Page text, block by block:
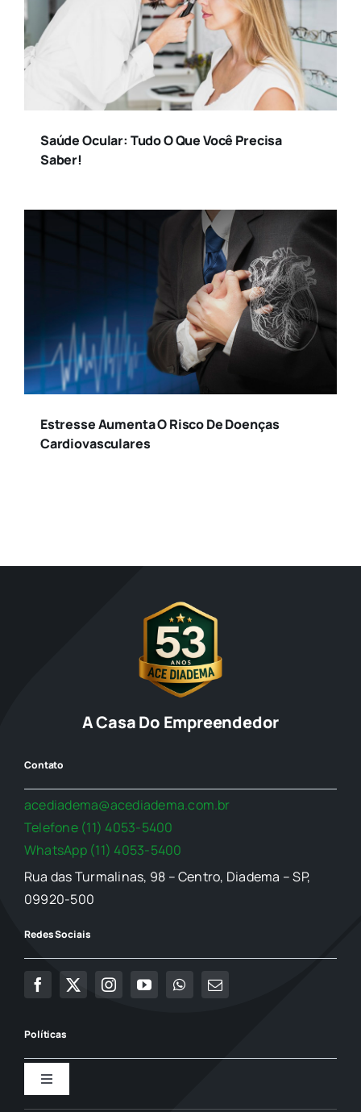
Saúde Ocular: Tudo O Que Você Precisa
Saber!
Estresse Aumenta O Risco De Doenças
Cardiovasculares
A Casa Do Empreendedor
Contato
acediadema@acediadema.com.br
Telefone (11) 4053-5400
WhatsApp (11) 4053-5400
Rua das Turmalinas, 98 – Centro, Diadema – SP,
09920-500
Redes Sociais
Políticas
Toggle
Navigation